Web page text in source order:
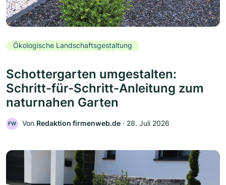
Ökologische Landschaftsgestaltung
Schottergarten umgestalten:
Schritt-für-Schritt-Anleitung zum
naturnahen Garten
FW Von Redaktion firmenweb.de ‧ 28. Juli 2026